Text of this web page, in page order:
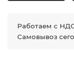
Работаем с
Самовывоз